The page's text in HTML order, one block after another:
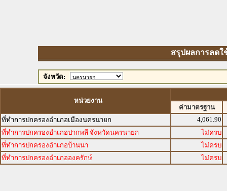
สรุปผลการลดใช้
จังหวัด:
หน่วยงาน
ค่ามาตรฐาน
ที่ทำการปกครองอำเภอเมืองนครนายก
4,061.90
ที่ทำการปกครองอำเภอปากพลี จังหวัดนครนายก
ไม่ครบ
ที่ทำการปกครองอำเภอบ้านนา
ไม่ครบ
ที่ทำการปกครองอำเภอองครักษ์
ไม่ครบ